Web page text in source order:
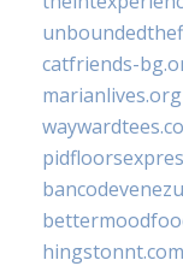
catfriends-
marianlives.org
hingstonnt.com